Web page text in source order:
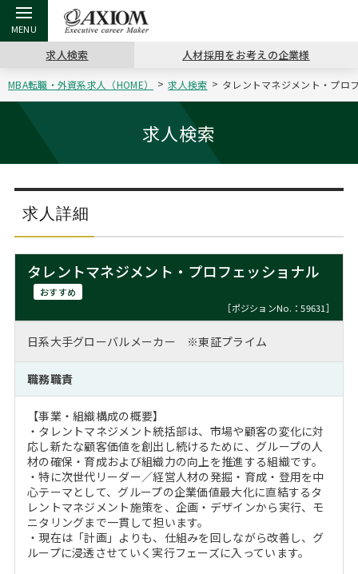
戻る
アクシアムの特長
戻る
コンサ
サービス案内
戻る
キャリ
コンサルタントの紹介
戻る
キャリア支援 TOP
キャリアデザイン講座
（最新求人市場動向）
戻る
MBAの
ステージ別アドバイス
MBAの転職事例
MBAからのFAQ
MBA留学生数の推移
戻る
日本か
インターン受入企業一覧
MBAを生かす求人特集
年齢と年収の相関図
戻る
転職ツール TOP
英文レジュメの書き方
戻る
パワー
職務経歴書の書き方
よくある面接Q&A集
戻る
転職コラム TOP
“展”職相談室
転職市場の明日をよめ
転職成功への4つの鍵
注目企業インタビュー
戻る
イベント・セミナー TOP
ジョブフェア
キャリアデザインセミナー
キャリアフォーラム
Career Talk Live
MBA NETWORKING
戻る
会社概要 TOP
沿革
主なクライアント
採用情報
ニュースリリース
求人検索 人材採用をお考えの企業様
MBA転職・外資系求人（HOME） 求人検索 タレントマネジメント・プ
求人検索
求人詳細
タレントマネジメント・プロフェッショナル
おすすめ
［ポジションNo.：59631］
日系大手グローバルメーカー ※東証プライム
職務職責
【事業・組織構成の概要】
・タレントマネジメント統括部は、市場や顧客の変化に対
応し新たな顧客価値を創出し続けるために、グループの人
材の確保・育成および組織力の向上を推進する組織です。
・特に次世代リーダー／経営人材の発掘・育成・登用を中
心テーマとして、グループの企業価値最大化に直結するタ
レントマネジメント施策を、企画・デザインから実行、モ
ニタリングまで一貫して担います。
・現在は「計画」よりも、仕組みを回しながら改善し、グ
ループに浸透させていく実行フェーズに入っています。